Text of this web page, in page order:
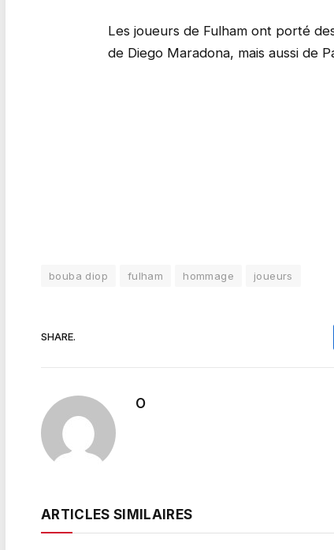
Les joueurs de Fulham ont porté
de Diego Maradona, mais aussi de
bouba diop fulham hommage joueurs
SHARE.
O
ARTICLES SIMILAIRES